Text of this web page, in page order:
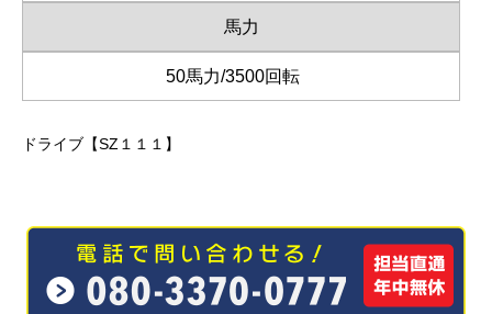
馬力
50馬力/3500回転
ドライブ【SZ１１１】